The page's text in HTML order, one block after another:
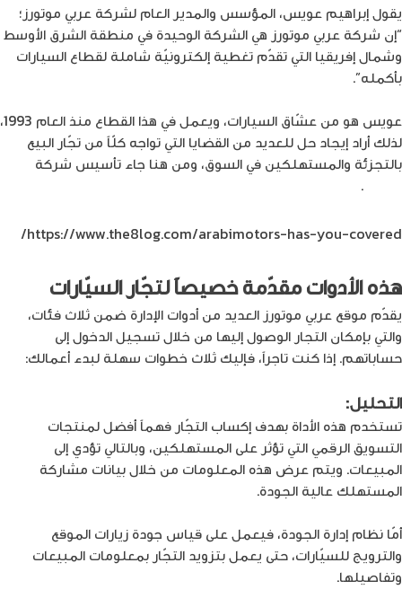
يقول إبراهيم عويس، المؤسس والمدير العام لشركة عربي موتورز؛
“إن شركة عربي موتورز هي الشركة الوحيدة في منطقة الشرق الأوسط
وشمال إفريقيا التي تقدّم تغطية إلكترونيّة شاملة لقطاع السيارات
بأكمله”.
عويس هو من عشّاق السيارات، ويعمل في هذا القطاع منذ العام 1993،
لذلك أراد إيجاد حل للعديد من القضايا التي تواجه كلّاً من تجّار البيع
بالتجزئة والمستهلكين في السوق، ومن هنا جاء تأسيس شركة
.
https://www.the8log.com/arabimotors-has-you-covered/
هذه الأدوات مقدّمة خصيصاً لتجّار السيّارات
يقدّم موقع عربي موتورز العديد من أدوات الإدارة ضمن ثلاث فئات،
والتي بإمكان التجار الوصول إليها من خلال تسجيل الدخول إلى
حساباتهم. إذا كنت تاجراً، فإليك ثلاث خطوات سهلة لبدء أعمالك:
التحليل:
تستخدم هذه الأداة بهدف إكساب التجّار فهماً أفضل لمنتجات
التسويق الرقمي التي تؤثر على المستهلكين، وبالتالي تؤدي إلى
المبيعات. ويتم عرض هذه المعلومات من خلال بيانات مشاركة
المستهلك عالية الجودة.
أمّا نظام إدارة الجودة، فيعمل على قياس جودة زيارات الموقع
والترويج للسيّارات، حتى يعمل بتزويد التجّار بمعلومات المبيعات
وتفاصيلها.